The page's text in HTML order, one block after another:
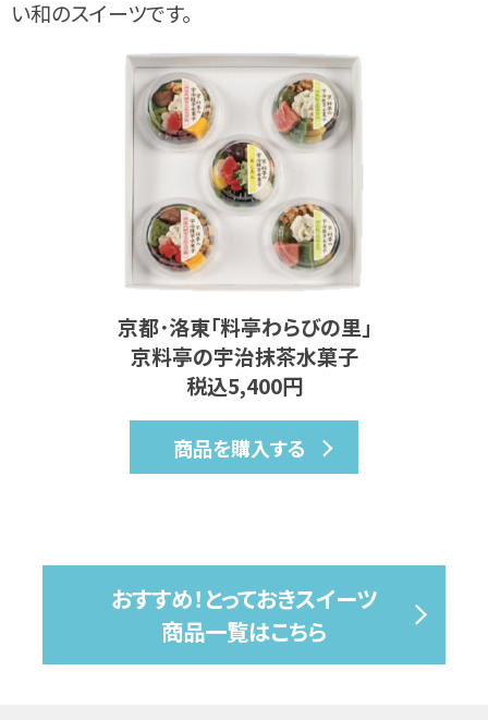
い和のスイーツです。
京都･洛東｢料亭わらびの里｣
京料亭の宇治抹茶水菓子
税込5,400円
商品を購入する
おすすめ！とっておきスイーツ
商品一覧はこちら